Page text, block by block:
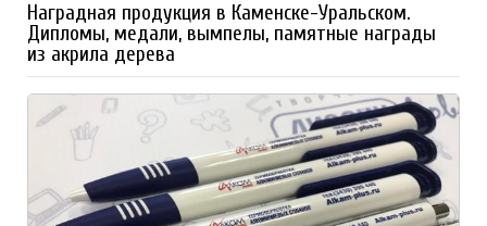
Наградная продукция в Каменске-Уральском.
Дипломы, медали, вымпелы, памятные награды
из акрила дерева